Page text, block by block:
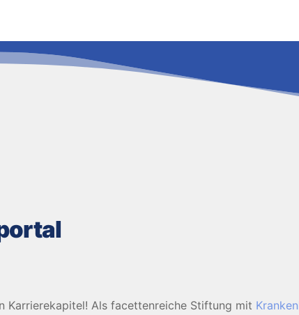
Karrierekapitel! Als facettenreiche Stiftung mit